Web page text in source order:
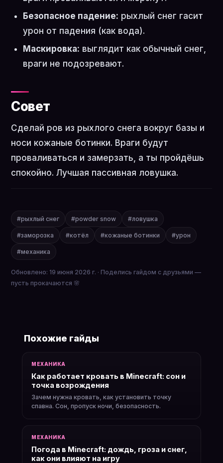
Безопасное падение: рыхлый снег гасит
урон от падения (как вода).
Маскировка: выглядит как обычный снег,
враги не подозревают.
Совет
Сделай ров из рыхлого снега вокруг базы и
носи кожаные ботинки. Враги будут
проваливаться и замерзать, а ты пройдёшь
спокойно. Лучшая пассивная ловушка.
#рыхлый снег #powder snow #ловушка
#заморозка #котёл #кожаные ботинки #урон
#механика
Обновлено: 19 июня 2026 г. · Поделись гайдом с друзьями —
пусть прокачаются 🌸
Похожие гайды
МЕХАНИКА
Как работает кровать в Minecraft: сон и
точка возрождения
Зачем нужна кровать, как установить точку
спавна. Сон, пропуск ночи, безопасность.
МЕХАНИКА
Погода в Minecraft: дождь, гроза и снег,
как они влияют на игру